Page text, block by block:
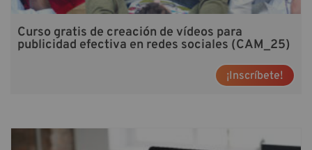
Curso gratis de creación de vídeos para
publicidad efectiva en redes sociales (CAM_25)
¡Inscríbete!